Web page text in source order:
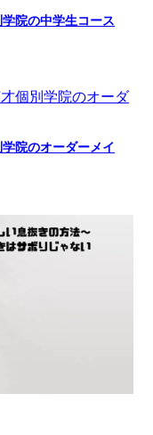
学院の中学生コース
学院のオーダーメイ